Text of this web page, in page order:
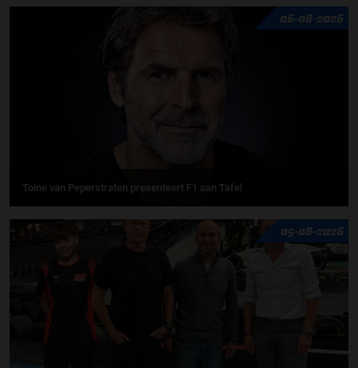
06-08-2026
Toine van Peperstraten presenteert F1 aan Tafel
05-08-2026